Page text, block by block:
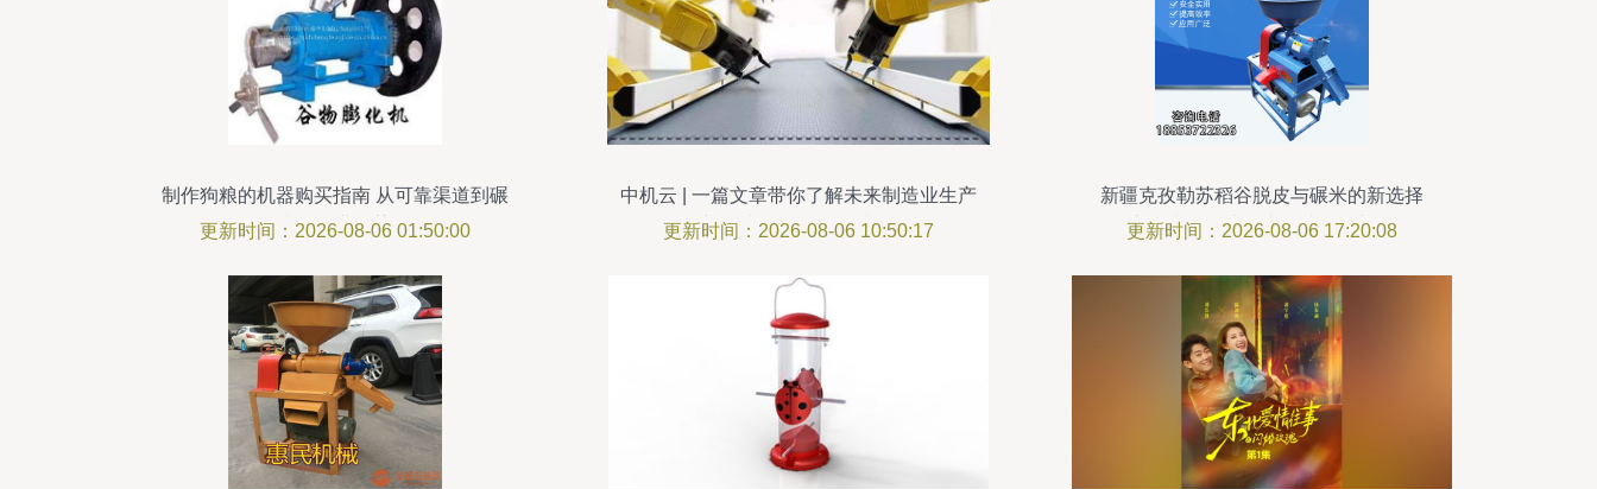
制作狗粮的机器购买指南 从可靠渠道到碾
米机行业优势
更新时间：2026-08-06 01:50:00
中机云 | 一篇文章带你了解未来制造业生产
新模式 无人工厂碾米机
更新时间：2026-08-06 10:50:17
新疆克孜勒苏稻谷脱皮与碾米的新选择
——家用小型脱皮碾米机让粮食加工更轻
更新时间：2026-08-06 17:20:08